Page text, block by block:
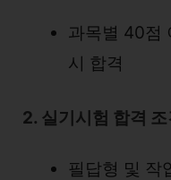
과목별 40점
시 합격
2. 실기시험 합격 조
필답형 및 작